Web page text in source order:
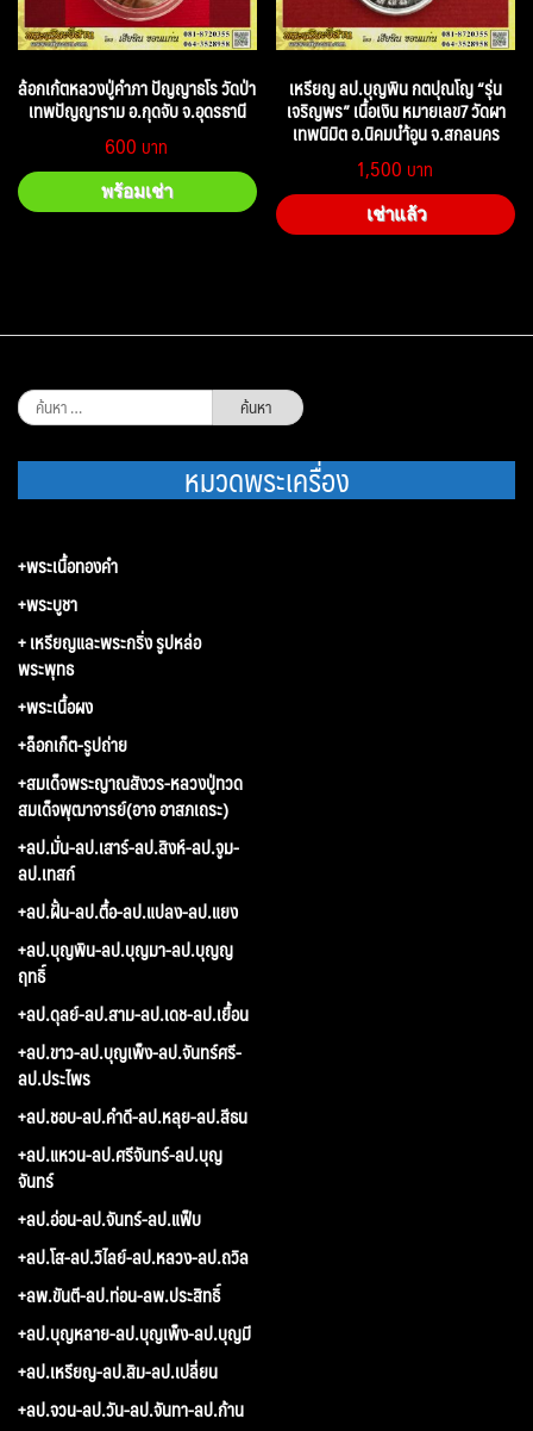
ล้อกเก้ตหลวงปู่คำภา ปัญญาธโร วัดป่า
เทพปัญญาราม อ.กุดจับ จ.อุดรธานี
600
พร้อมเช่า
เหรียญ ลป.บุญพิน กตปุณโญ “รุ่น
เจริญพร” เนื้อเงิน หมายเลข7 วัดผา
เทพนิมิต อ.นิคมนำ้อูน จ.สกลนคร
1,500
เช่าแล้ว
ค้นหา
สำหรับ:
หมวดพระเครื่อง
+พระเนื้อทองคำ
+พระบูชา
+ เหรียญและพระกริ่ง รูปหล่อ
พระพุทธ
+พระเนื้อผง
+ล็อกเก็ต-รูปถ่าย
+สมเด็จพระญาณสังวร-หลวงปู่ทวด
สมเด็จพุฒาจารย์(อาจ อาสภเถระ)
+ลป.มั่น-ลป.เสาร์-ลป.สิงห์-ลป.จูม-
ลป.เทสก์
+ลป.ฝั้น-ลป.ตื้อ-ลป.แปลง-ลป.แยง
+ลป.บุญพิน-ลป.บุญมา-ลป.บุญญ
ฤทธิ์
+ลป.ดุลย์-ลป.สาม-ลป.เดช-ลป.เยื้อน
+ลป.ขาว-ลป.บุญเพ็ง-ลป.จันทร์ศรี-
ลป.ประไพร
+ลป.ชอบ-ลป.คำดี-ลป.หลุย-ลป.สีธน
+ลป.แหวน-ลป.ศรีจันทร์-ลป.บุญ
จันทร์
+ลป.อ่อน-ลป.จันทร์-ลป.แฟ็บ
+ลป.โส-ลป.วิไลย์-ลป.หลวง-ลป.ถวิล
+ลพ.ขันตี-ลป.ท่อน-ลพ.ประสิทธิ์
+ลป.บุญหลาย-ลป.บุญเพ็ง-ลป.บุญมี
+ลป.เหรียญ-ลป.สิม-ลป.เปลี่ยน
+ลป.จวน-ลป.วัน-ลป.จันทา-ลป.ก้าน